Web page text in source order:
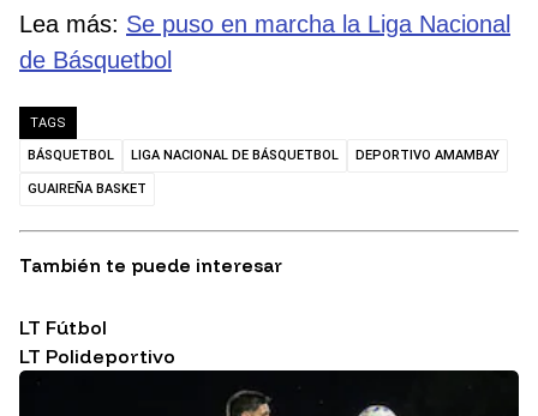
Lea más: Se puso en marcha la Liga Nacional
de Básquetbol
TAGS
BÁSQUETBOL LIGA NACIONAL DE BÁSQUETBOL DEPORTIVO AMAMBAY
GUAIREÑA BASKET
También te puede interesar
LT Fútbol
LT Polideportivo